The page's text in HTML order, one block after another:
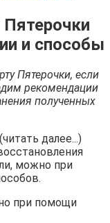
Пятерочки
и способы
Пятерочки, если
рекомендации
полученных
далее...)
можно при
при помощи